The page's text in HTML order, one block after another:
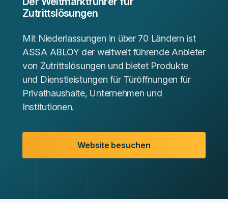
Zutrittslösungen
Mit Niederlassungen in über 70 Ländern ist
ASSA ABLOY der weltweit führende Anbieter
von Zutrittslösungen und bietet Produkte
und Dienstleistungen für Türöffnungen für
Privathaushalte, Unternehmen und
Institutionen.
Website besuchen